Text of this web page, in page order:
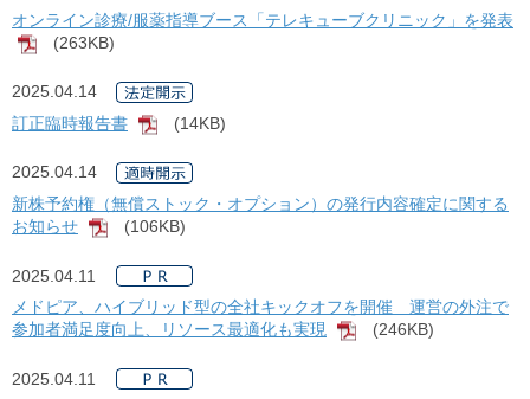
オンライン診療/服薬指導ブース「テレキューブクリニック」を発表
[PDF]
(263KB)
2025.04.14
訂正臨時報告書
[PDF]
(14KB)
2025.04.14
新株予約権（無償ストック・オプション）の発行内容確定に関する
お知らせ
[PDF]
(106KB)
2025.04.11
メドピア、ハイブリッド型の全社キックオフを開催 運営の外注で
参加者満足度向上、リソース最適化も実現
[PDF]
(246KB)
2025.04.11